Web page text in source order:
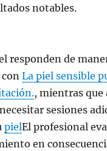
notables.
responden de
con La piel sensible
, mientras que
sesiones
pielEl profesional
en